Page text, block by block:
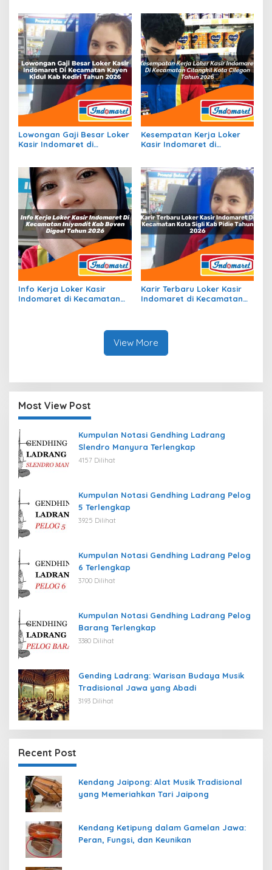
2026
Lowongan Gaji Besar Loker
Kasir Indomaret di
Kesempatan Kerja Loker
Kasir Indomaret di
Info Kerja Loker Kasir
Indomaret di Kecamatan
Karir Terbaru Loker Kasir
Indomaret di Kecamatan
View More
Most View Post
Kumpulan Notasi Gendhing Ladrang
Slendro Manyura Terlengkap
4157 Dilihat
Kumpulan Notasi Gendhing Ladrang Pelog
5 Terlengkap
3925 Dilihat
Kumpulan Notasi Gendhing Ladrang Pelog
6 Terlengkap
3700 Dilihat
Kumpulan Notasi Gendhing Ladrang Pelog
Barang Terlengkap
3380 Dilihat
Gending Ladrang: Warisan Budaya Musik
Tradisional Jawa yang Abadi
3193 Dilihat
Recent Post
Kendang Jaipong: Alat Musik Tradisional
yang Memeriahkan Tari Jaipong
Kendang Ketipung dalam Gamelan Jawa:
Peran, Fungsi, dan Keunikan